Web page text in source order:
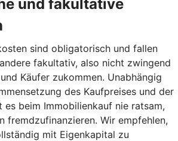
und fakultative
sind obligatorisch und fallen
fakultativ, also nicht zwingend
Käufer zukommen. Unabhängig
des Kaufpreises und der
es beim Immobilienkauf nie ratsam,
fremdzufinanzieren. Wir empfehlen,
mit Eigenkapital zu